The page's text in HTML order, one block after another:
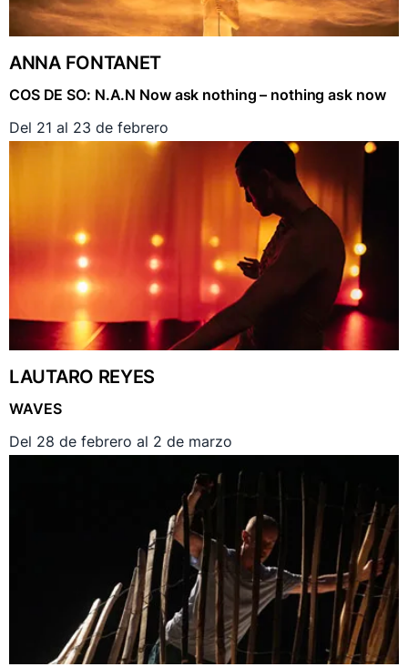
ANNA FONTANET
COS DE SO: N.A.N Now ask nothing – nothing ask now
Del 21 al 23 de febrero
LAUTARO REYES
WAVES
Del 28 de febrero al 2 de marzo